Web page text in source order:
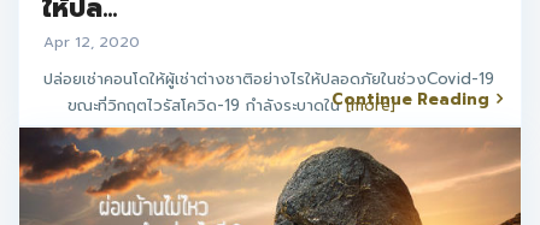
ให้ปล...
Apr 12, 2020
ปล่อยเช่าคอนโดให้ผู้เช่าต่างชาติอย่างไรให้ปลอดภัยในช่วงCovid-19
ขณะที่วิกฤตไวรัสโควิด-19 กำลังระบาดใน[more]
Continue Reading